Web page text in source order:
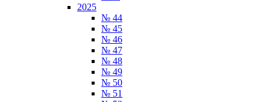
2025
№ 44
№ 45
№ 46
№ 47
№ 48
№ 49
№ 50
№ 51